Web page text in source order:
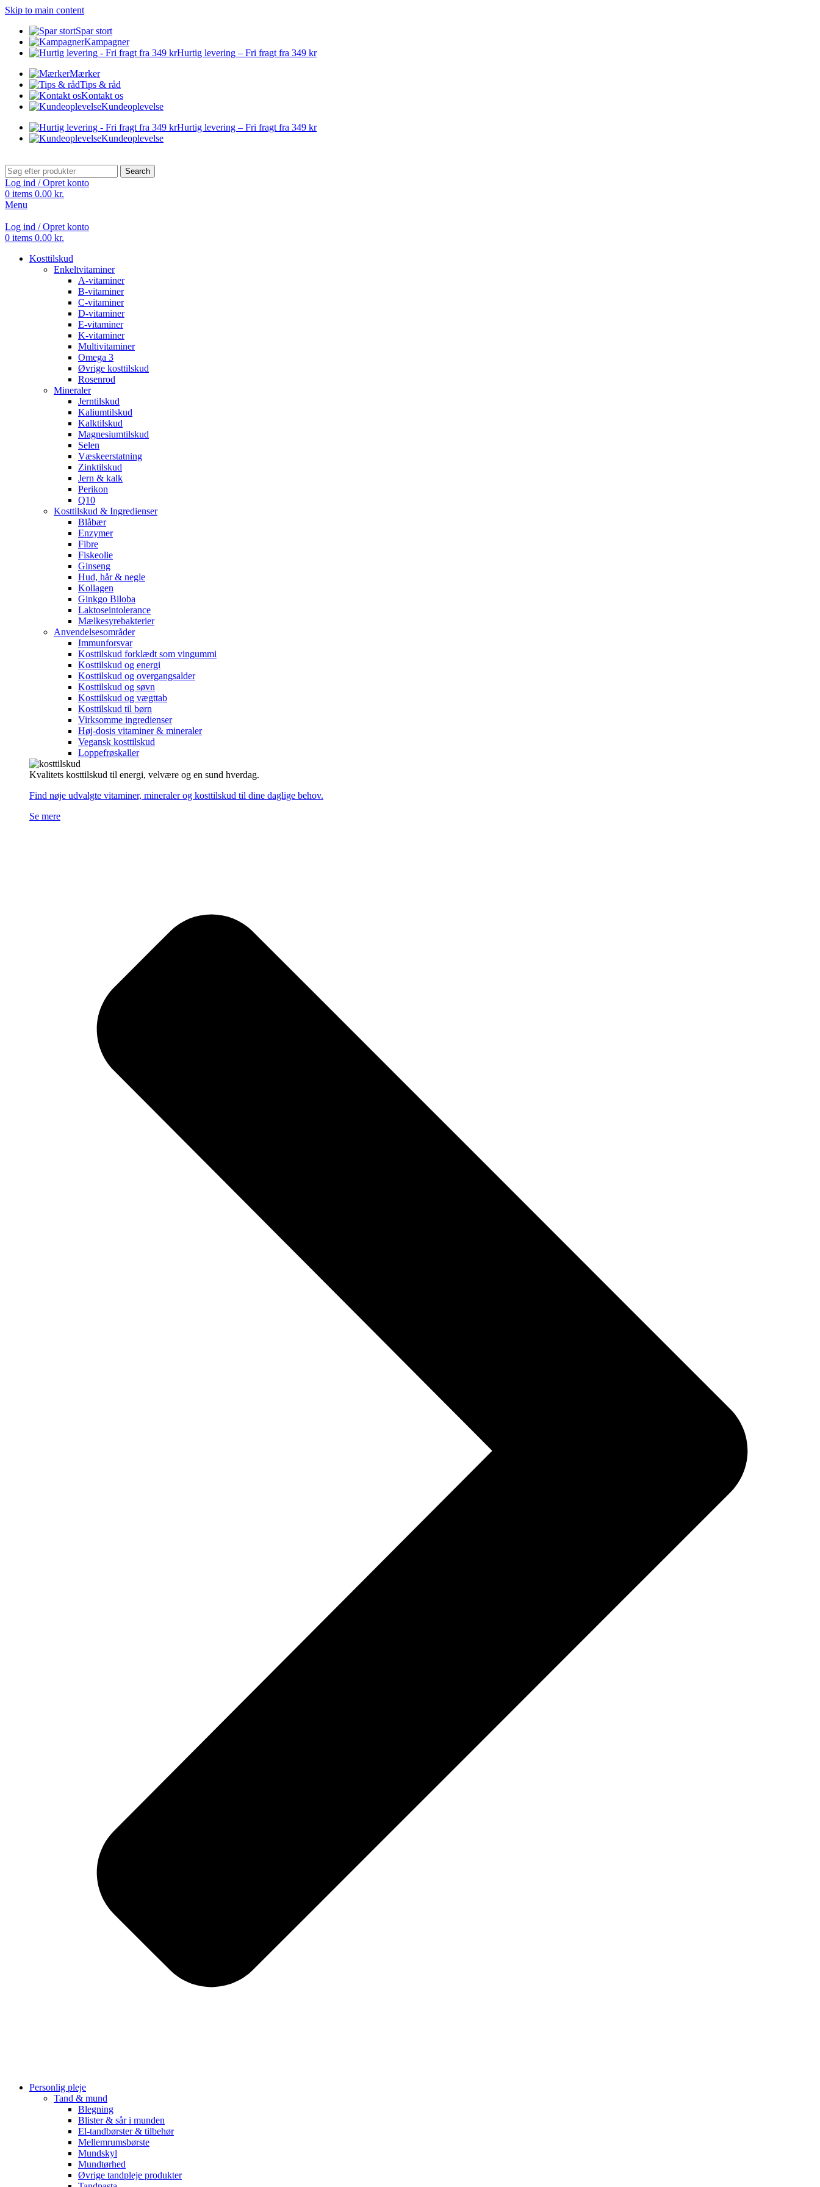
Skip to main content
Spar stort
Kampagner
Hurtig levering – Fri fragt fra 349 kr
Mærker
Tips & råd
Kontakt os
Kundeoplevelse
Hurtig levering – Fri fragt fra 349 kr
Kundeoplevelse
Search
Log ind / Opret konto
0 items 0.00 kr.
Menu
Log ind / Opret konto
0 items 0.00 kr.
Kosttilskud
Enkeltvitaminer
A-vitaminer
B-vitaminer
C-vitaminer
D-vitaminer
E-vitaminer
K-vitaminer
Multivitaminer
Omega 3
Øvrige kosttilskud
Rosenrod
Mineraler
Jerntilskud
Kaliumtilskud
Kalktilskud
Magnesiumtilskud
Selen
Væskeerstatning
Zinktilskud
Jern & kalk
Perikon
Q10
Kosttilskud & Ingredienser
Blåbær
Enzymer
Fibre
Fiskeolie
Ginseng
Hud, hår & negle
Kollagen
Ginkgo Biloba
Laktoseintolerance
Mælkesyrebakterier
Anvendelsesområder
Immunforsvar
Kosttilskud forklædt som vingummi
Kosttilskud og energi
Kosttilskud og overgangsalder
Kosttilskud og søvn
Kosttilskud og vægttab
Kosttilskud til børn
Virksomme ingredienser
Høj-dosis vitaminer & mineraler
Vegansk kosttilskud
Loppefrøskaller
Kvalitets kosttilskud til energi, velvære og en sund hverdag.
Find nøje udvalgte vitaminer, mineraler og kosttilskud til dine daglige behov.
Se mere
Personlig pleje
Tand & mund
Blegning
Blister & sår i munden
El-tandbørster & tilbehør
Mellemrumsbørste
Mundskyl
Mundtørhed
Øvrige tandpleje produkter